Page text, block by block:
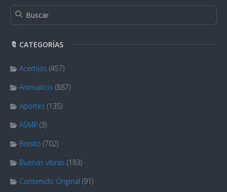
🔖 CATEGORÍAS
Acertijos (457)
Animalitos (887)
Aportes (135)
ASMR (3)
Bonito (702)
Buenas vibras (183)
Contenido Original (91)